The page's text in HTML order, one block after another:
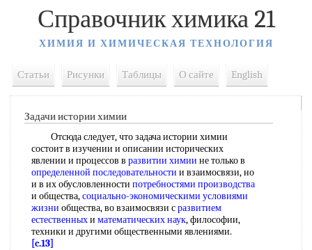
Справочник химика 21
ХИМИЯ И ХИМИЧЕСКАЯ ТЕХНОЛОГИЯ
Статьи Рисунки Таблицы О сайте English
Задачи истории химии
Отсюда следует, что задача истории химии
состоит в изучении и описании исторических
явлении и процессов в развитии химии не только в
определенной последовательности и взаимосвязи, но
и в их обусловленности потребностями производства
и общества,социально-экономическими условиями
жизни общества, во взаимосвязи сразвитием
естественныхи математических наук, философии,
техники и другими общественными явлениями.
[c.13]